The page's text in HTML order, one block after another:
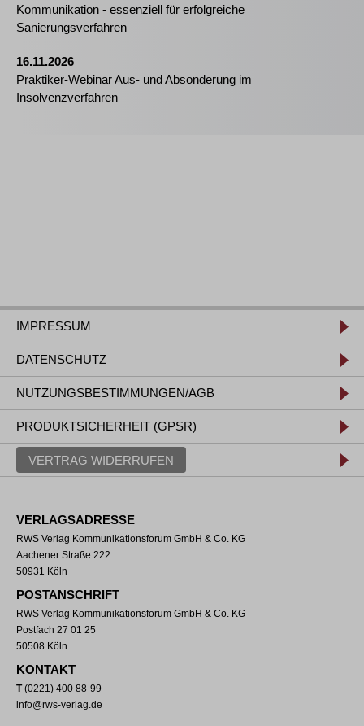
Kommunikation - essenziell für erfolgreiche
Sanierungsverfahren
16.11.2026
Praktiker-Webinar Aus- und Absonderung im
Insolvenzverfahren
IMPRESSUM
DATENSCHUTZ
NUTZUNGSBESTIMMUNGEN/AGB
PRODUKTSICHERHEIT (GPSR)
VERTRAG WIDERRUFEN
VERLAGSADRESSE
RWS Verlag Kommunikationsforum GmbH & Co. KG
Aachener Straße 222
50931 Köln
POSTANSCHRIFT
RWS Verlag Kommunikationsforum GmbH & Co. KG
Postfach 27 01 25
50508 Köln
KONTAKT
T(0221) 400 88-99
info@rws-verlag.de